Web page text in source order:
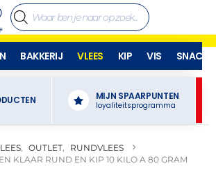
BAKKERIJ VLEES KIP VIS SNACKS
MIJN SPAARPUNTEN
loyaliteitsprogramma
OUTLET
RUNDVLEES
KLAAR RUND EN KIP 10 KILO A 80 GRAM